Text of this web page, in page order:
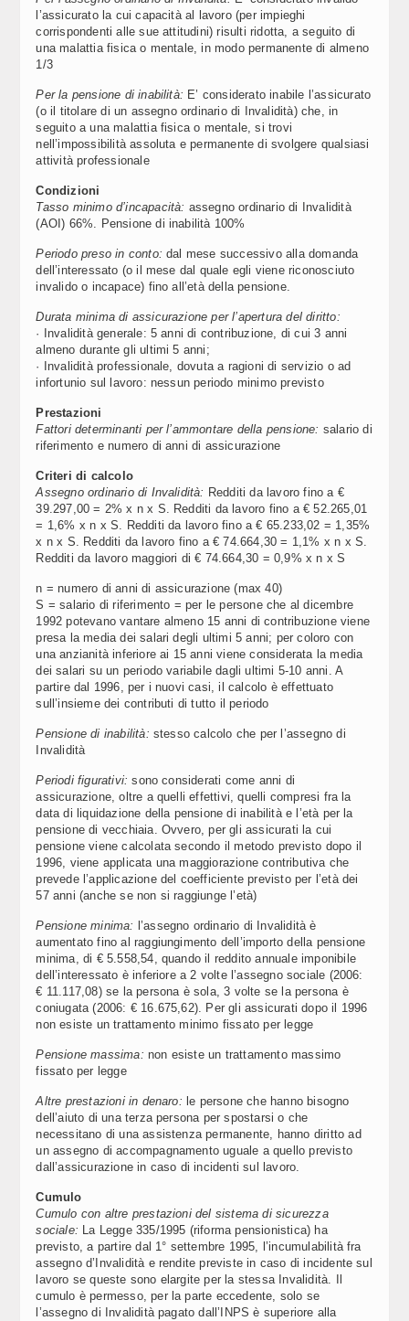
l’assicurato la cui capacità al lavoro (per impieghi
corrispondenti alle sue attitudini) risulti ridotta, a seguito di
una malattia fisica o mentale, in modo permanente di almeno
1/3
Per la pensione di inabilità: E’ considerato inabile l’assicurato
(o il titolare di un assegno ordinario di Invalidità) che, in
seguito a una malattia fisica o mentale, si trovi
nell’impossibilità assoluta e permanente di svolgere qualsiasi
attività professionale
Condizioni
Tasso minimo d’incapacità: assegno ordinario di Invalidità
(AOI) 66%. Pensione di inabilità 100%
Periodo preso in conto:dal mese successivo alla domanda
dell’interessato (o il mese dal quale egli viene riconosciuto
invalido o incapace) fino all’età della pensione.
Durata minima di assicurazione per l’apertura del diritto:
· Invalidità generale: 5 anni di contribuzione, di cui 3 anni
almeno durante gli ultimi 5 anni;
· Invalidità professionale, dovuta a ragioni di servizio o ad
infortunio sul lavoro: nessun periodo minimo previsto
Prestazioni
Fattori determinanti per l’ammontare della pensione: salario di
riferimento e numero di anni di assicurazione
Criteri di calcolo
Assegno ordinario di Invalidità: Redditi da lavoro fino a €
39.297,00 = 2% x n x S. Redditi da lavoro fino a € 52.265,01
= 1,6% x n x S. Redditi da lavoro fino a € 65.233,02 = 1,35%
x n x S. Redditi da lavoro fino a € 74.664,30 = 1,1% x n x S.
Redditi da lavoro maggiori di € 74.664,30 = 0,9% x n x S
n = numero di anni di assicurazione (max 40)
S = salario di riferimento = per le persone che al dicembre
1992 potevano vantare almeno 15 anni di contribuzione viene
presa la media dei salari degli ultimi 5 anni; per coloro con
una anzianità inferiore ai 15 anni viene considerata la media
dei salari su un periodo variabile dagli ultimi 5-10 anni. A
partire dal 1996, per i nuovi casi, il calcolo è effettuato
sull’insieme dei contributi di tutto il periodo
Pensione di inabilità: stesso calcolo che per l’assegno di
Invalidità
Periodi figurativi:sono considerati come anni di
assicurazione, oltre a quelli effettivi, quelli compresi fra la
data di liquidazione della pensione di inabilità e l’età per la
pensione di vecchiaia. Ovvero, per gli assicurati la cui
pensione viene calcolata secondo il metodo previsto dopo il
1996, viene applicata una maggiorazione contributiva che
prevede l’applicazione del coefficiente previsto per l’età dei
57 anni (anche se non si raggiunge l’età)
Pensione minima: l’assegno ordinario di Invalidità è
aumentato fino al raggiungimento dell’importo della pensione
minima, di € 5.558,54, quando il reddito annuale imponibile
dell’interessato è inferiore a 2 volte l’assegno sociale (2006:
€ 11.117,08) se la persona è sola, 3 volte se la persona è
coniugata (2006: € 16.675,62). Per gli assicurati dopo il 1996
non esiste un trattamento minimo fissato per legge
Pensione massima: non esiste un trattamento massimo
fissato per legge
Altre prestazioni in denaro: le persone che hanno bisogno
dell’aiuto di una terza persona per spostarsi o che
necessitano di una assistenza permanente, hanno diritto ad
un assegno di accompagnamento uguale a quello previsto
dall’assicurazione in caso di incidenti sul lavoro.
Cumulo
Cumulo con altre prestazioni del sistema di sicurezza
sociale: La Legge 335/1995 (riforma pensionistica) ha
previsto, a partire dal 1° settembre 1995, l’incumulabilità fra
assegno d’Invalidità e rendite previste in caso di incidente sul
lavoro se queste sono elargite per la stessa Invalidità. Il
cumulo è permesso, per la parte eccedente, solo se
l’assegno di Invalidità pagato dall’INPS è superiore alla